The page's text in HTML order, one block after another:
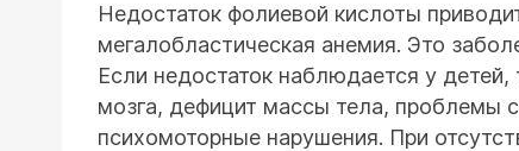
Недостаток фолиевой кислоты
мегалобластическая анемия. Это
Если недостаток наблюдается у детей,
мозга, дефицит массы тела, проблемы
психомоторные нарушения. При